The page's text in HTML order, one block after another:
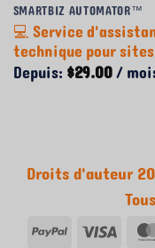
SMARTBIZ AUTOMATOR™
💻 Service
technique pour
Depuis:$29.00/
Droits d'auteur
PayPalVisa